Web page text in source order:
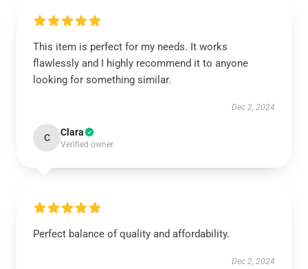
This item is perfect for my needs. It works
flawlessly and I highly recommend it to anyone
looking for something similar.
Dec 2, 2024
C Clara
Verified owner
Perfect balance of quality and affordability.
Dec 2, 2024